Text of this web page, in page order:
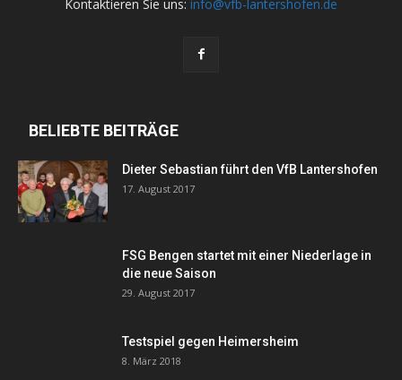
Kontaktieren Sie uns: info@vfb-lantershofen.de
BELIEBTE BEITRÄGE
Dieter Sebastian führt den VfB Lantershofen
17. August 2017
FSG Bengen startet mit einer Niederlage in
die neue Saison
29. August 2017
Testspiel gegen Heimersheim
8. März 2018